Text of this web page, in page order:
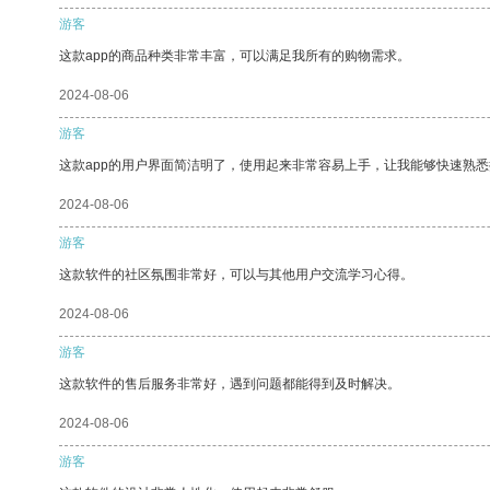
游客
这款app的商品种类非常丰富，可以满足我所有的购物需求。
2024-08-06
游客
这款app的用户界面简洁明了，使用起来非常容易上手，让我能够快速熟
2024-08-06
游客
这款软件的社区氛围非常好，可以与其他用户交流学习心得。
2024-08-06
游客
这款软件的售后服务非常好，遇到问题都能得到及时解决。
2024-08-06
游客